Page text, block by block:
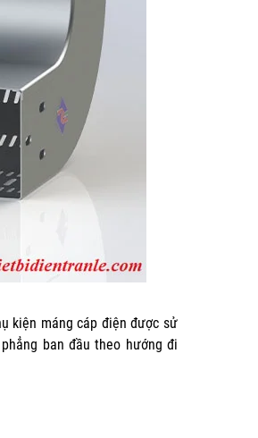
kiện máng cáp điện được sử
ban đầu theo hướng đi